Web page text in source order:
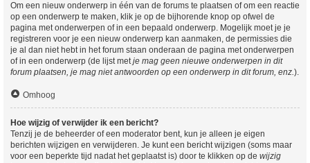
Om een nieuw onderwerp in één van de forums te plaatsen of om een reactie
op een onderwerp te maken, klik je op de bijhorende knop op ofwel de
pagina met onderwerpen of in een bepaald onderwerp. Mogelijk moet je je
registreren voor je een nieuw onderwerp kan aanmaken, de permissies die
je al dan niet hebt in het forum staan onderaan de pagina met onderwerpen
of in een onderwerp (de lijst metje mag geen nieuwe onderwerpen in dit
forum plaatsen, je mag niet antwoorden op een onderwerp in dit forum, enz.).
Omhoog
Hoe wijzig of verwijder ik een bericht?
Tenzij je de beheerder of een moderator bent, kun je alleen je eigen
berichten wijzigen en verwijderen. Je kunt een bericht wijzigen (soms maar
voor een beperkte tijd nadat het geplaatst is) door te klikken op de wijzig